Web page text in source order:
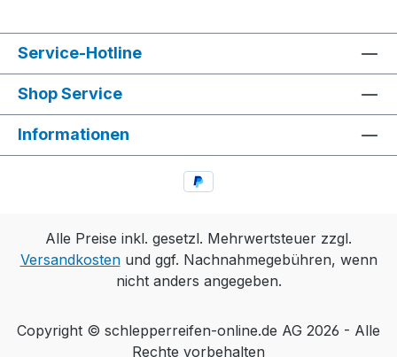
Service-Hotline
Shop Service
Informationen
Alle Preise inkl. gesetzl. Mehrwertsteuer zzgl.
Versandkostenund ggf. Nachnahmegebühren, wenn
nicht anders angegeben.
Copyright © schlepperreifen-online.de AG 2026 - Alle
Rechte vorbehalten